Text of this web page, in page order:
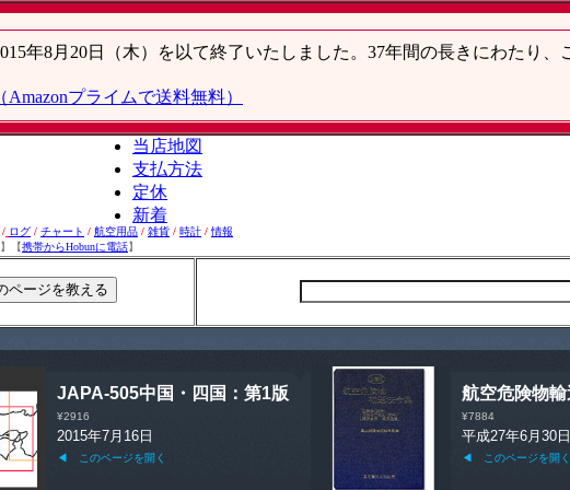
/ ログ / チャート / 航空用品 / 雑貨 / 時計 / 情報
】【携帯からHobunに電話】